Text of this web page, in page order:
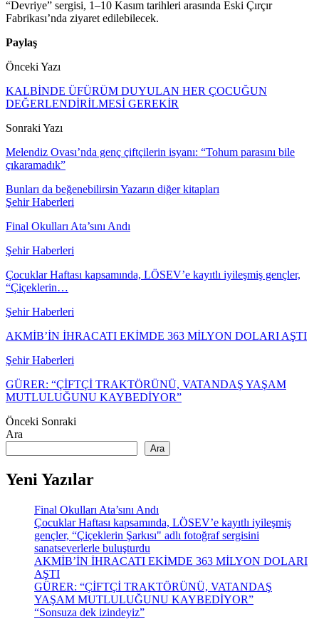
“Devriye” sergisi, 1–10 Kasım tarihleri arasında Eski Çırçır
Fabrikası’nda ziyaret edilebilecek.
Paylaş
Önceki Yazı
KALBİNDE ÜFÜRÜM DUYULAN HER ÇOCUĞUN
DEĞERLENDİRİLMESİ GEREKİR
Sonraki Yazı
Melendiz Ovası’nda genç çiftçilerin isyanı: “Tohum parasını bile
çıkaramadık”
Bunları da beğenebilirsin Yazarın diğer kitapları
Şehir Haberleri
Final Okulları Ata’sını Andı
Şehir Haberleri
Çocuklar Haftası kapsamında, LÖSEV’e kayıtlı iyileşmiş gençler,
“Çiçeklerin…
Şehir Haberleri
AKMİB’İN İHRACATI EKİMDE 363 MİLYON DOLARI AŞTI
Şehir Haberleri
GÜRER: “ÇİFTÇİ TRAKTÖRÜNÜ, VATANDAŞ YAŞAM
MUTLULUĞUNU KAYBEDİYOR”
Önceki Sonraki
Ara
Ara
Yeni Yazılar
Final Okulları Ata’sını Andı
Çocuklar Haftası kapsamında, LÖSEV’e kayıtlı iyileşmiş
gençler, “Çiçeklerin Şarkısı" adlı fotoğraf sergisini
sanatseverlerle buluşturdu
AKMİB’İN İHRACATI EKİMDE 363 MİLYON DOLARI
AŞTI
GÜRER: “ÇİFTÇİ TRAKTÖRÜNÜ, VATANDAŞ
YAŞAM MUTLULUĞUNU KAYBEDİYOR”
“Sonsuza dek izindeyiz”